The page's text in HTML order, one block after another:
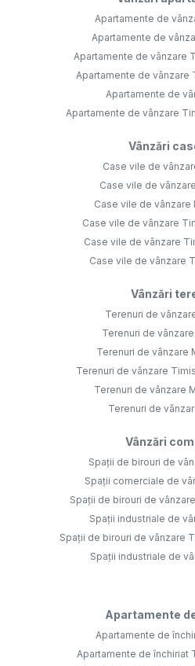
Apartamente de
Apartamente de
Apartamente de vânzare
Apartamente de vânzare
Apartamente de
Apartamente de vânzare
Vânzări
Case vile de
Case vile de
Case vile de vânzare
Case vile de vânzare
Case vile de vânzare
Case vile de vânzare
Vânzări
Terenuri de
Terenuri de
Terenuri de vânzare
Terenuri de vânzare
Terenuri de vânzare
Terenuri de
Vânzări
Spații de birouri de
Spații comerciale de
Spații de birouri de
Spații industriale de
Spații de birouri de vânzare
Spații industriale de
Apartamente
Apartamente de
Apartamente de închiriat